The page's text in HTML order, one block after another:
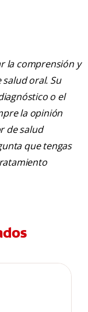
la comprensión y
oral. Su
o el
la opinión
de salud
que tengas